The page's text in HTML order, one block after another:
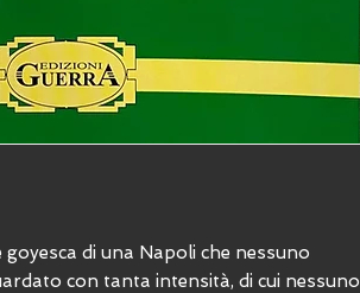
di una Napoli che nessuno
con tanta intensità, di cui nessuno